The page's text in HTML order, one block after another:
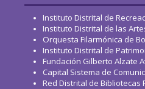
Instituto Distrital de
Instituto Distrital de las
Orquesta Filarmónica de
Instituto Distrital de
Fundación Gilberto Alzate
Capital Sistema de
Red Distrital de Bibliotecas